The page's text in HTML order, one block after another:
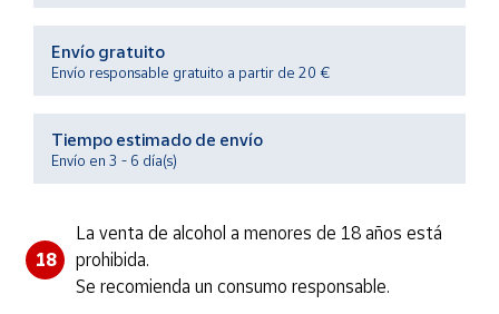
Contacto
Vendedores
Mapa de
vendedor
Área
vendedor
Envío gratuito
Envío responsable gratuito a partir de 20 €
Tiempo estimado de envío
Envío en 3 - 6 día(s)
18
La venta de alcohol a menores de 18 años está
prohibida.
Se recomienda un consumo responsable.